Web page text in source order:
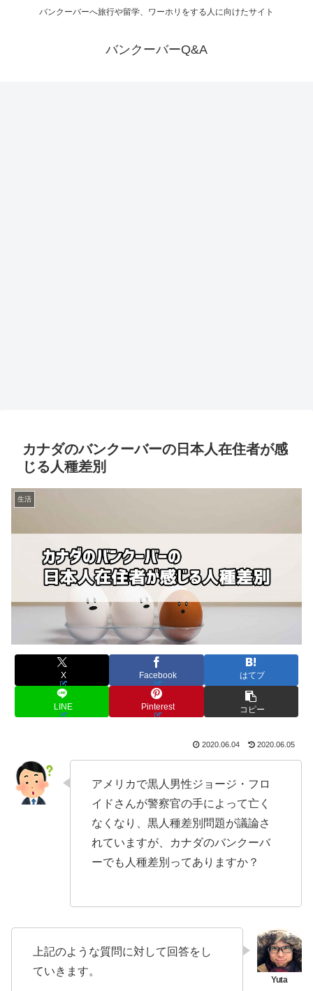
バンクーバーへ旅行や留学、ワーホリをする人に向けたサイト
バンクーバーQ&A
カナダのバンクーバーの日本人在住者が感
じる人種差別
生活
X Facebook はてブ
LINE Pinterest コピー
2020.06.04 2020.06.05
アメリカで黒人男性ジョージ・フロ
イドさんが警察官の手によって亡く
なくなり、黒人種差別問題が議論さ
れていますが、カナダのバンクーバ
ーでも人種差別ってありますか？
上記のような質問に対して回答をし
ていきます。